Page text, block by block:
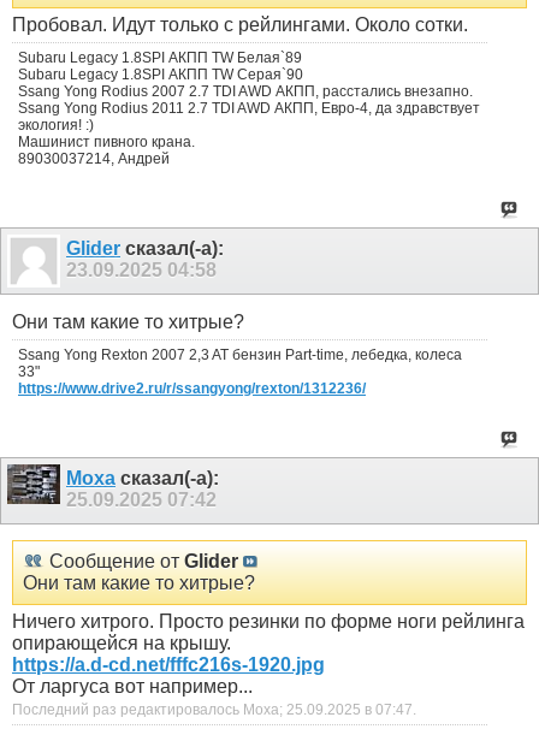
Пробовал. Идут только с рейлингами. Около сотки.
Subaru Legacy 1.8SPI АКПП TW Белая`89
Subaru Legacy 1.8SPI АКПП TW Серая`90
Ssang Yong Rodius 2007 2.7 TDI AWD АКПП, расстались внезапно.
Ssang Yong Rodius 2011 2.7 TDI AWD АКПП, Евро-4, да здравствует
экология! :)
Машинист пивного крана.
89030037214, Андрей
Glider сказал(-а):
23.09.2025 04:58
Они там какие то хитрые?
Ssang Yong Rexton 2007 2,3 AT бензин Part-time, лебедка, колеса
33"
https://www.drive2.ru/r/ssangyong/rexton/1312236/
Moxa сказал(-а):
25.09.2025 07:42
Сообщение от Glider
Они там какие то хитрые?
Ничего хитрого. Просто резинки по форме ноги рейлинга
опирающейся на крышу.
https://a.d-cd.net/fffc216s-1920.jpg
От ларгуса вот например...
Последний раз редактировалось Moxa; 25.09.2025 в 07:47.